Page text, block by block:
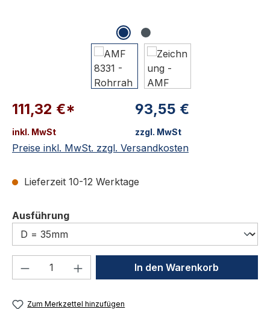
111,32 €*
inkl. MwSt
93,55 €
zzgl. MwSt
Preise inkl. MwSt. zzgl. Versandkosten
Lieferzeit 10-12 Werktage
Ausführungauswählen
Produkt Anzahl: Gib denIn den Warenkorb
Zum Merkzettel hinzufügen